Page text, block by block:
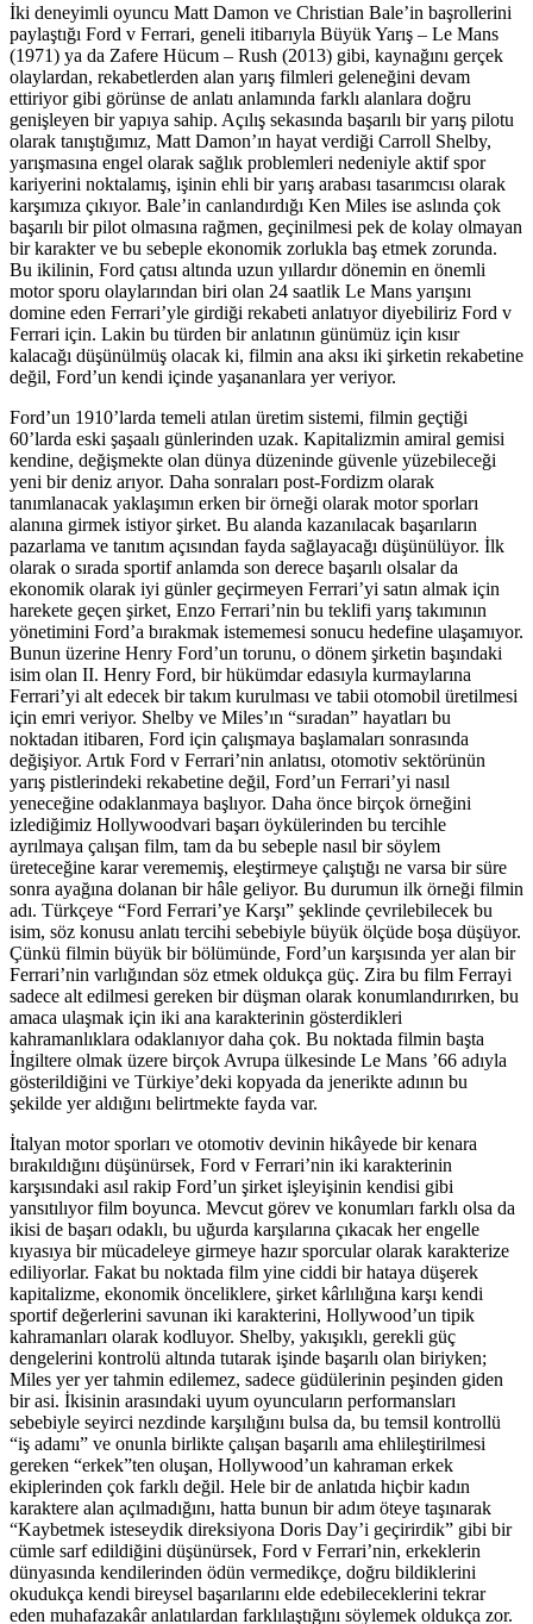
İki deneyimli oyuncu Matt Damon ve Christian Bale’in başrollerini
paylaştığı Ford v Ferrari, geneli itibarıyla Büyük Yarış – Le Mans
(1971) ya da Zafere Hücum – Rush (2013) gibi, kaynağını gerçek
olaylardan, rekabetlerden alan yarış filmleri geleneğini devam
ettiriyor gibi görünse de anlatı anlamında farklı alanlara doğru
genişleyen bir yapıya sahip. Açılış sekasında başarılı bir yarış pilotu
olarak tanıştığımız, Matt Damon’ın hayat verdiği Carroll Shelby,
yarışmasına engel olarak sağlık problemleri nedeniyle aktif spor
kariyerini noktalamış, işinin ehli bir yarış arabası tasarımcısı olarak
karşımıza çıkıyor. Bale’in canlandırdığı Ken Miles ise aslında çok
başarılı bir pilot olmasına rağmen, geçinilmesi pek de kolay olmayan
bir karakter ve bu sebeple ekonomik zorlukla baş etmek zorunda.
Bu ikilinin, Ford çatısı altında uzun yıllardır dönemin en önemli
motor sporu olaylarından biri olan 24 saatlik Le Mans yarışını
domine eden Ferrari’yle girdiği rekabeti anlatıyor diyebiliriz Ford v
Ferrari için. Lakin bu türden bir anlatının günümüz için kısır
kalacağı düşünülmüş olacak ki, filmin ana aksı iki şirketin rekabetine
değil, Ford’un kendi içinde yaşananlara yer veriyor.
Ford’un 1910’larda temeli atılan üretim sistemi, filmin geçtiği
60’larda eski şaşaalı günlerinden uzak. Kapitalizmin amiral gemisi
kendine, değişmekte olan dünya düzeninde güvenle yüzebileceği
yeni bir deniz arıyor. Daha sonraları post-Fordizm olarak
tanımlanacak yaklaşımın erken bir örneği olarak motor sporları
alanına girmek istiyor şirket. Bu alanda kazanılacak başarıların
pazarlama ve tanıtım açısından fayda sağlayacağı düşünülüyor. İlk
olarak o sırada sportif anlamda son derece başarılı olsalar da
ekonomik olarak iyi günler geçirmeyen Ferrari’yi satın almak için
harekete geçen şirket, Enzo Ferrari’nin bu teklifi yarış takımının
yönetimini Ford’a bırakmak istememesi sonucu hedefine ulaşamıyor.
Bunun üzerine Henry Ford’un torunu, o dönem şirketin başındaki
isim olan II. Henry Ford, bir hükümdar edasıyla kurmaylarına
Ferrari’yi alt edecek bir takım kurulması ve tabii otomobil üretilmesi
için emri veriyor. Shelby ve Miles’ın “sıradan” hayatları bu
noktadan itibaren, Ford için çalışmaya başlamaları sonrasında
değişiyor. Artık Ford v Ferrari’nin anlatısı, otomotiv sektörünün
yarış pistlerindeki rekabetine değil, Ford’un Ferrari’yi nasıl
yeneceğine odaklanmaya başlıyor. Daha önce birçok örneğini
izlediğimiz Hollywoodvari başarı öykülerinden bu tercihle
ayrılmaya çalışan film, tam da bu sebeple nasıl bir söylem
üreteceğine karar verememiş, eleştirmeye çalıştığı ne varsa bir süre
sonra ayağına dolanan bir hâle geliyor. Bu durumun ilk örneği filmin
adı. Türkçeye “Ford Ferrari’ye Karşı” şeklinde çevrilebilecek bu
isim, söz konusu anlatı tercihi sebebiyle büyük ölçüde boşa düşüyor.
Çünkü filmin büyük bir bölümünde, Ford’un karşısında yer alan bir
Ferrari’nin varlığından söz etmek oldukça güç. Zira bu film Ferrayi
sadece alt edilmesi gereken bir düşman olarak konumlandırırken, bu
amaca ulaşmak için iki ana karakterinin gösterdikleri
kahramanlıklara odaklanıyor daha çok. Bu noktada filmin başta
İngiltere olmak üzere birçok Avrupa ülkesinde Le Mans ’66 adıyla
gösterildiğini ve Türkiye’deki kopyada da jenerikte adının bu
şekilde yer aldığını belirtmekte fayda var.
İtalyan motor sporları ve otomotiv devinin hikâyede bir kenara
bırakıldığını düşünürsek, Ford v Ferrari’nin iki karakterinin
karşısındaki asıl rakip Ford’un şirket işleyişinin kendisi gibi
yansıtılıyor film boyunca. Mevcut görev ve konumları farklı olsa da
ikisi de başarı odaklı, bu uğurda karşılarına çıkacak her engelle
kıyasıya bir mücadeleye girmeye hazır sporcular olarak karakterize
ediliyorlar. Fakat bu noktada film yine ciddi bir hataya düşerek
kapitalizme, ekonomik önceliklere, şirket kârlılığına karşı kendi
sportif değerlerini savunan iki karakterini, Hollywood’un tipik
kahramanları olarak kodluyor. Shelby, yakışıklı, gerekli güç
dengelerini kontrolü altında tutarak işinde başarılı olan biriyken;
Miles yer yer tahmin edilemez, sadece güdülerinin peşinden giden
bir asi. İkisinin arasındaki uyum oyuncuların performansları
sebebiyle seyirci nezdinde karşılığını bulsa da, bu temsil kontrollü
“iş adamı” ve onunla birlikte çalışan başarılı ama ehlileştirilmesi
gereken “erkek”ten oluşan, Hollywood’un kahraman erkek
ekiplerinden çok farklı değil. Hele bir de anlatıda hiçbir kadın
karaktere alan açılmadığını, hatta bunun bir adım öteye taşınarak
“Kaybetmek isteseydik direksiyona Doris Day’i geçirirdik” gibi bir
cümle sarf edildiğini düşünürsek, Ford v Ferrari’nin, erkeklerin
dünyasında kendilerinden ödün vermedikçe, doğru bildiklerini
okudukça kendi bireysel başarılarını elde edebileceklerini tekrar
eden muhafazakâr anlatılardan farklılaştığını söylemek oldukça zor.